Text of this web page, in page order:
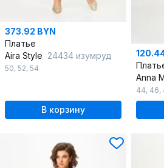
373.92 BYN
Платье
Aira Style 24434 изумруд
50, 52, 54
В корзину
Anna
44, 46,